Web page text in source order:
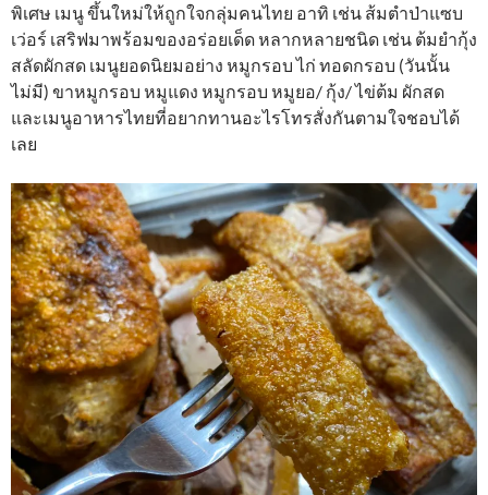
พิเศษ เมนู ขึ้นใหม่ให้ถูกใจกลุ่มคนไทย อาทิ เช่น ส้มตำป่าแซบ
เว่อร์ เสริฟมาพร้อมของอร่อยเด็ด หลากหลายชนิด เช่น ต้มยำกุ้ง
สลัดผักสด เมนูยอดนิยมอย่าง หมูกรอบ ไก่ ทอดกรอบ (วันนั้น
ไม่มี) ขาหมูกรอบ หมูแดง หมูกรอบ หมูยอ/ กุ้ง/ ไข่ต้ม ผักสด
และเมนูอาหารไทยที่อยากทานอะไรโทรสั่งกันตามใจชอบได้
เลย